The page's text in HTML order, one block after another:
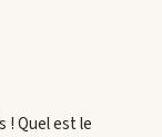
Quel est le